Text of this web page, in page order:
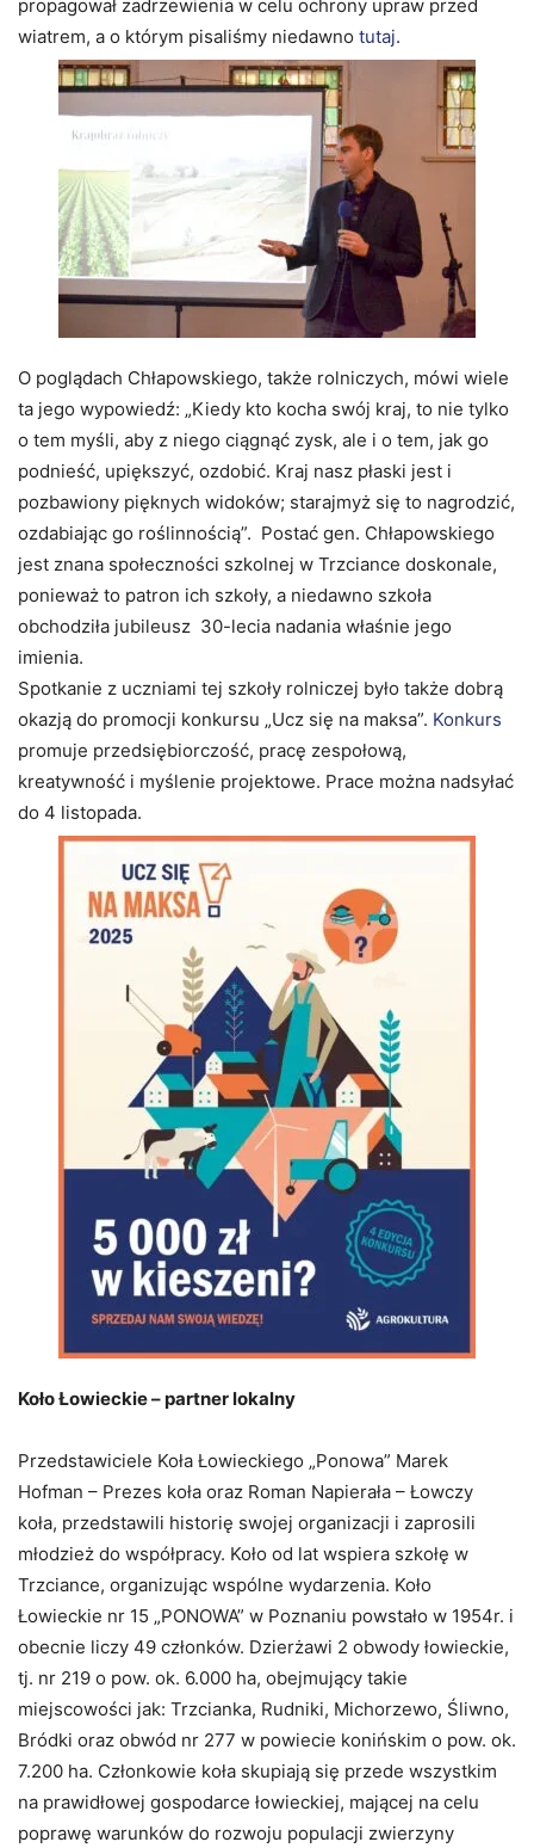
propagował zadrzewienia w celu ochrony upraw przed
wiatrem, a o którym pisaliśmy niedawno tutaj.
O poglądach Chłapowskiego, także rolniczych, mówi wiele
ta jego wypowiedź: „Kiedy kto kocha swój kraj, to nie tylko
o tem myśli, aby z niego ciągnąć zysk, ale i o tem, jak go
podnieść, upiększyć, ozdobić. Kraj nasz płaski jest i
pozbawiony pięknych widoków; starajmyż się to nagrodzić,
ozdabiając go roślinnością”. Postać gen. Chłapowskiego
jest znana społeczności szkolnej w Trzciance doskonale,
ponieważ to patron ich szkoły, a niedawno szkoła
obchodziła jubileusz 30-lecia nadania właśnie jego
imienia.
Spotkanie z uczniami tej szkoły rolniczej było także dobrą
okazją do promocji konkursu „Ucz się na maksa”. Konkurs
promuje przedsiębiorczość, pracę zespołową,
kreatywność i myślenie projektowe. Prace można nadsyłać
do 4 listopada.
Koło Łowieckie – partner lokalny
Przedstawiciele Koła Łowieckiego „Ponowa” Marek
Hofman – Prezes koła oraz Roman Napierała – Łowczy
koła, przedstawili historię swojej organizacji i zaprosili
młodzież do współpracy. Koło od lat wspiera szkołę w
Trzciance, organizując wspólne wydarzenia. Koło
Łowieckie nr 15 „PONOWA” w Poznaniu powstało w 1954r. i
obecnie liczy 49 członków. Dzierżawi 2 obwody łowieckie,
tj. nr 219 o pow. ok. 6.000 ha, obejmujący takie
miejscowości jak: Trzcianka, Rudniki, Michorzewo, Śliwno,
Bródki oraz obwód nr 277 w powiecie konińskim o pow. ok.
7.200 ha. Członkowie koła skupiają się przede wszystkim
na prawidłowej gospodarce łowieckiej, mającej na celu
poprawę warunków do rozwoju populacji zwierzyny